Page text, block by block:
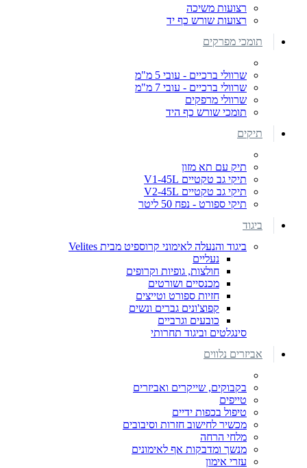
רצועות משיכה
רצועות שורש כף יד
תומכי מפרקים
שרוולי ברכיים - עובי 5 מ"מ
שרוולי ברכיים - עובי 7 מ"מ
שרוולי מרפקים
תומכי שורש כף היד
תיקים
תיק עם תא מזון
תיקי גב טקטיים V1-45L
תיקי גב טקטיים V2-45L
תיקי ספורט - נפח 50 ליטר
ביגוד
ביגוד והנעלה לאימוני קרוספיט מבית Velites
נעליים
חולצות, גופיות וקרופים
מכנסיים ושורטים
חזיות ספורט וטייצים
קפוצ'ונים גברים ונשים
כובעים וגרביים
סינגלטים וביגוד תחרותי
אביזרים נלווים
בקבוקים, שייקרים ואביזרים
טייפים
טיפול בכפות ידיים
מכשיר לחישוב חזרות וסיבובים
מלחי הרחה
מנשך ומדבקות אף לאימונים
עזרי אימון